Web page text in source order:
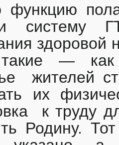
функцию
систему
— как
жителей
их
к труду
Родину.